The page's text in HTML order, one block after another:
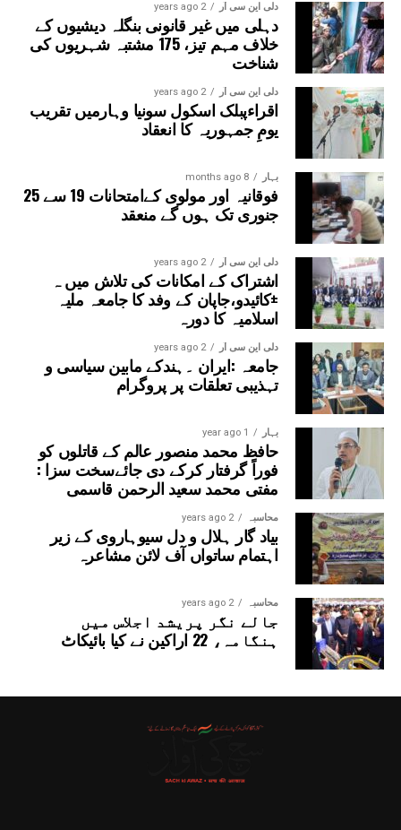
دلی این سی آر 2 years ago
دہلی میں غیر قانونی بنگلہ دیشیوں کے
خلاف مہم تیز، 175 مشتبہ شہریوں کی
شناخت
دلی این سی آر 2 years ago
اقراءپبلک اسکول سونیا وہارمیں تقریب
یومِ جمہوریہ کا انعقاد
بہار 8 months ago
فوقانیہ اور مولوی کےامتحانات 19 سے 25
جنوری تک ہوں گے منعقد
دلی این سی آر 2 years ago
اشتراک کے امکانات کی تلاش میں ہ
±کائیدو،جاپان کے وفد کا جامعہ ملیہ
اسلامیہ کا دورہ
دلی این سی آر 2 years ago
جامعہ :ایران ۔ہندکے مابین سیاسی و
تہذیبی تعلقات پر پروگرام
بہار 1 year ago
حافظ محمد منصور عالم کے قاتلوں کو
فوراً گرفتار کرکے دی جائےسخت سزا :
مفتی محمد سعید الرحمن قاسمی
محاسبہ 2 years ago
بیاد گار ہلال و دل سیوہاروی کے زیر
اہتمام ساتواں آف لائن مشاعرہ
محاسبہ 2 years ago
جالے نگر پریشد اجلاس میں
ہنگامہ، 22 اراکین نے کیا بائیکاٹ